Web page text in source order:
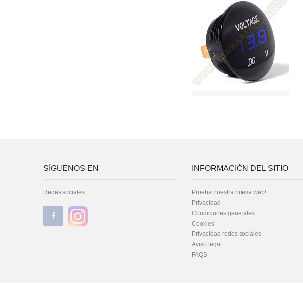
SÍGUENOS EN
Redes sociales
INFORMACIÓN DEL SITIO
Prueba nuestra nueva web!
Privacidad
Condiciones generales
Cookies
Privacidad redes sociales
Aviso legal
FAQS